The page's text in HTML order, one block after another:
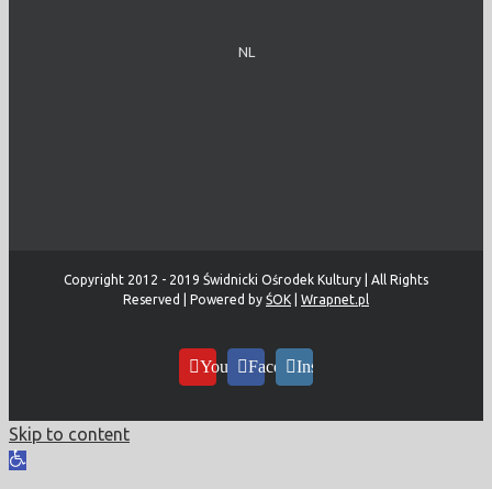
NL
Copyright 2012 - 2019 Świdnicki Ośrodek Kultury | All Rights
Reserved | Powered by ŚOK Wrapnet.pl
YouTubeFacebookInstagram
Skip to content
Open